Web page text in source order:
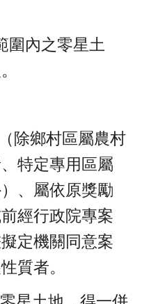
除鄉村區屬農村
特定專用區屬
、屬依原獎勵
經行政院專案
定機關同意案
質者。